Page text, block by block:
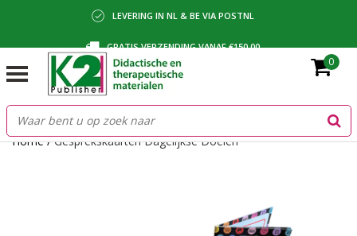
LEVERING IN NL & BE VIA POSTNL
GRATIS VERZENDING VANAF €150,00
BETALING VIA IDEAL, BANCONTACT OF FACTUUR
0
Home/Gesprekskaarten Dagelijkse Doelen